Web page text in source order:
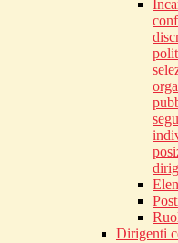
Dirigenti